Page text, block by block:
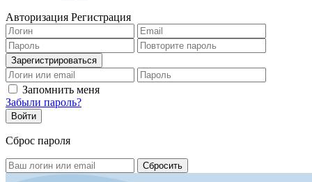
Авторизация Регистрация
Запомнить меня
Забыли пароль?
Сброс пароля